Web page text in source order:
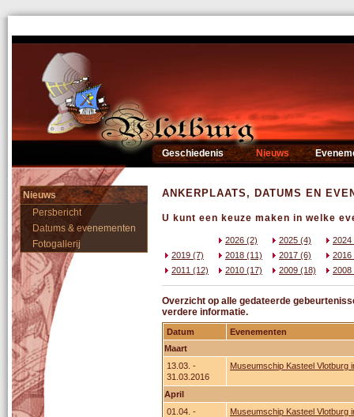
Geschiedenis Nieuws
Nieuws
Persbericht
Datums & evenementen
Fotogallerij
ANKERPLAATS, DATUMS EN
U kunt een keuze maken in welke
2026 (2) 2025 (4)
2024
2019 (7)
2018 (11) 2017 (6)
2016
2011 (12)
2010 (17) 2009 (18) 2008
Overzicht op alle gedateerde
verdere informatie.
Datum
Evenementen
Maart
13.03. -
31.03.2016
Museumschip Kasteel Vlotburg
April
01.04. -
Museumschip Kasteel Vlotburg